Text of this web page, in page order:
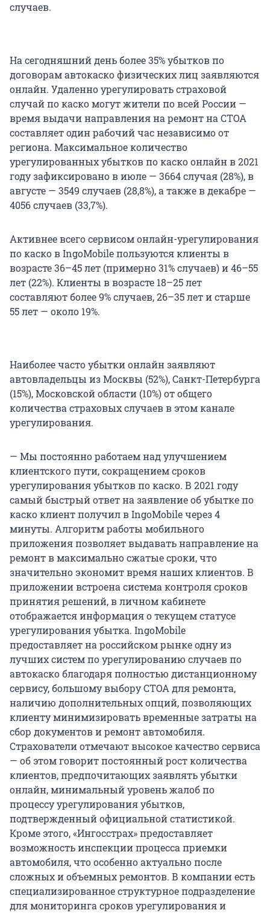
случаев.
На сегодняшний день более 35% убытков по
договорам автокаско физических лиц заявляются
онлайн. Удаленно урегулировать страховой
случай по каско могут жители по всей России —
время выдачи направления на ремонт на СТОА
составляет один рабочий час независимо от
региона. Максимальное количество
урегулированных убытков по каско онлайн в 2021
году зафиксировано в июле — 3664 случая (28%), в
августе — 3549 случаев (28,8%), а также в декабре —
4056 случаев (33,7%).
Активнее всего сервисом онлайн-урегулирования
по каско в IngoMobile пользуются клиенты в
возрасте 36–45 лет (примерно 31% случаев) и 46–55
лет (22%). Клиенты в возрасте 18–25 лет
составляют более 9% случаев, 26–35 лет и старше
55 лет — около 19%.
Наиболее часто убытки онлайн заявляют
автовладельцы из Москвы (52%), Санкт-Петербурга
(15%), Московской области (10%) от общего
количества страховых случаев в этом канале
урегулирования.
— Мы постоянно работаем над улучшением
клиентского пути, сокращением сроков
урегулирования убытков по каско. В 2021 году
самый быстрый ответ на заявление об убытке по
каско клиент получил в IngoMobile через 4
минуты. Алгоритм работы мобильного
приложения позволяет выдавать направление на
ремонт в максимально сжатые сроки, что
значительно экономит время наших клиентов. В
приложении встроена система контроля сроков
принятия решений, в личном кабинете
отображается информация о текущем статусе
урегулирования убытка. IngoMobile
предоставляет на российском рынке одну из
лучших систем по урегулированию случаев по
автокаско благодаря полностью дистанционному
сервису, большому выбору СТОА для ремонта,
наличию дополнительных опций, позволяющих
клиенту минимизировать временные затраты на
сбор документов и ремонт автомобиля.
Страхователи отмечают высокое качество сервиса
— об этом говорит постоянный рост количества
клиентов, предпочитающих заявлять убытки
онлайн, минимальный уровень жалоб по
процессу урегулирования убытков,
подтвержденный официальной статистикой.
Кроме этого, «Ингосстрах» предоставляет
возможность инспекции процесса приемки
автомобиля, что особенно актуально после
сложных и объемных ремонтов. В компании есть
специализированное структурное подразделение
для мониторинга сроков урегулирования и